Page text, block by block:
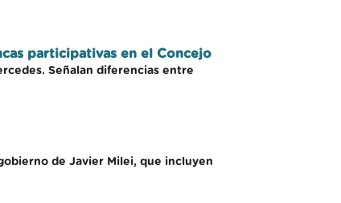
participativas en el Concejo
Señalan diferencias entre
de Javier Milei, que incluyen